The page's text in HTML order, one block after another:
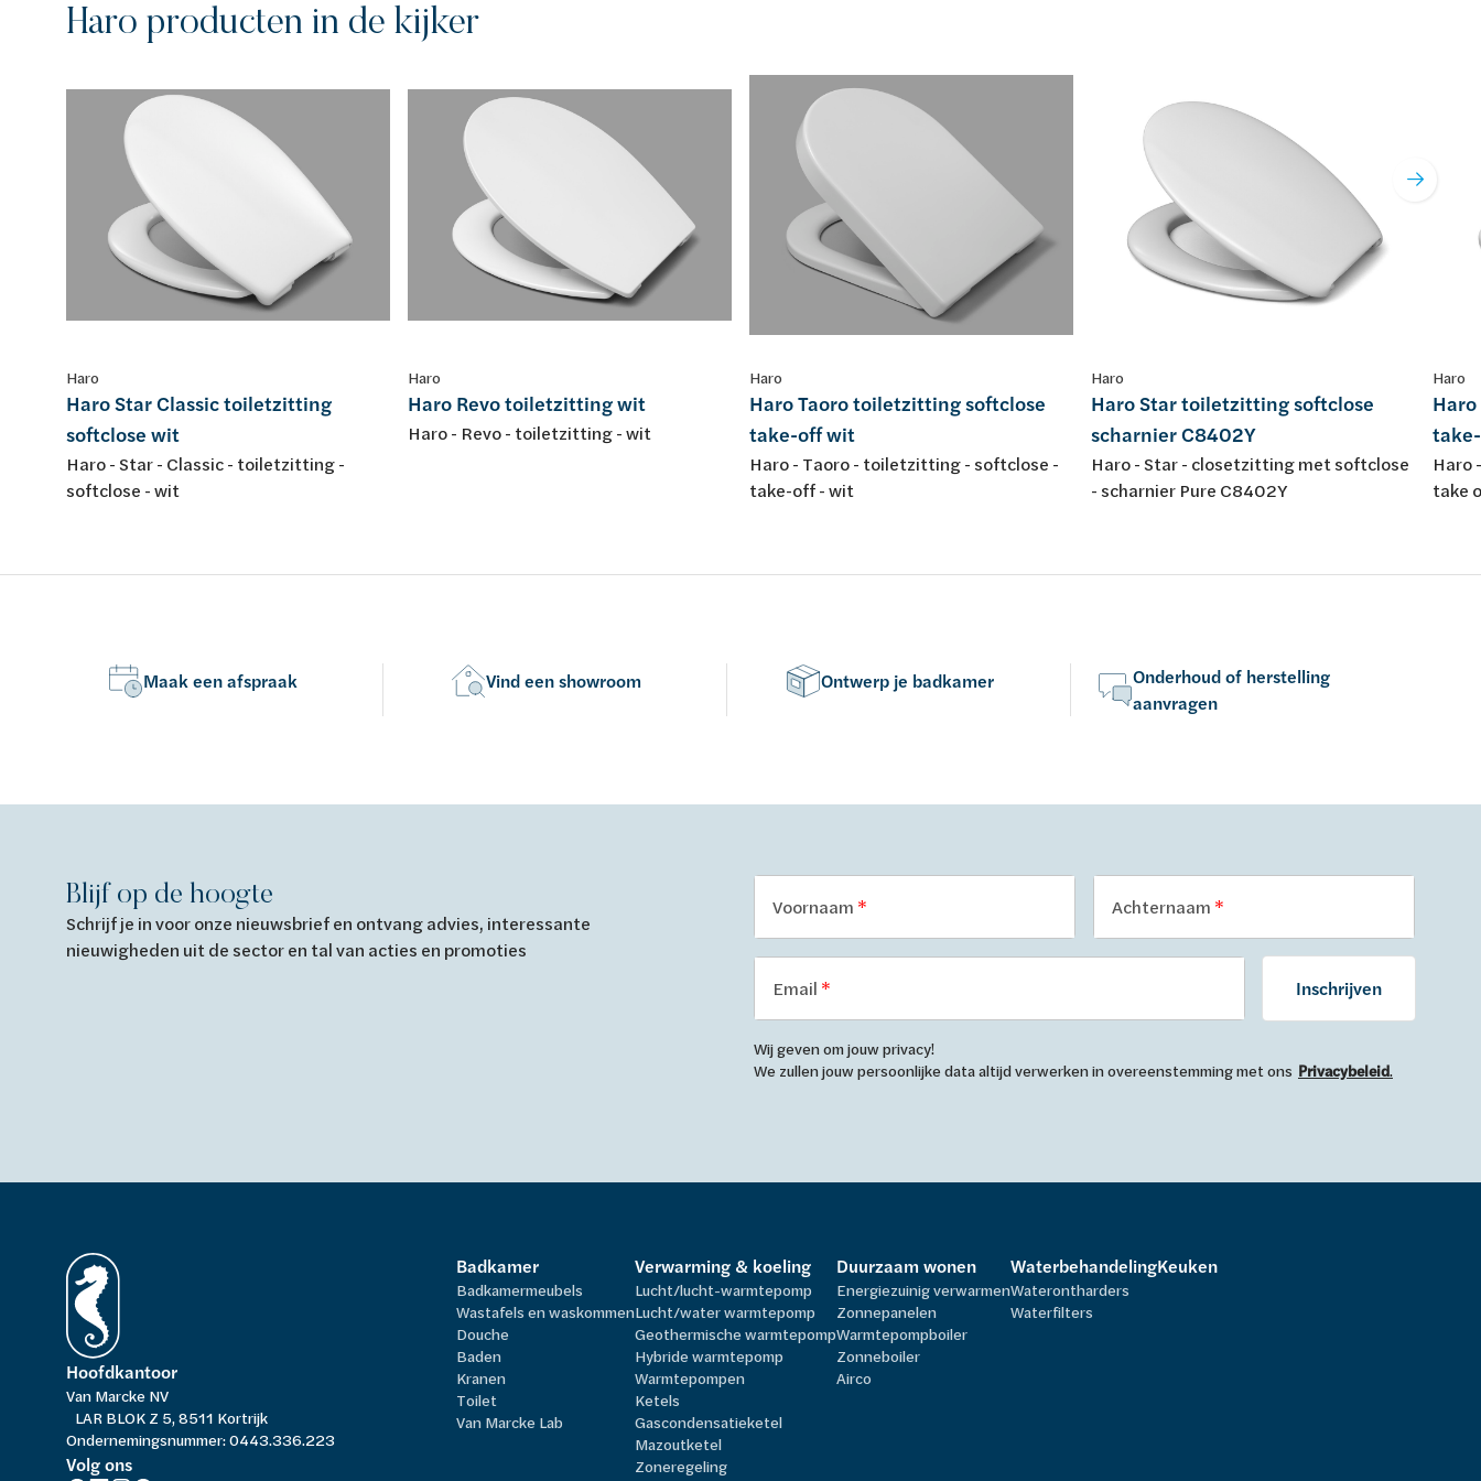
Haro producten in de kijker
Haro
Haro Star Classic toiletzitting
softclose wit
Haro - Star - Classic - toiletzitting -
softclose - wit
Haro
Haro Revo toiletzitting wit
Haro - Revo - toiletzitting - wit
Haro
Haro Taoro toiletzitting softclose
take-off wit
Haro - Taoro - toiletzitting - softclose -
take-off - wit
Haro
Haro Star toiletzitting softclose
scharnier C8402Y
Haro - Star - closetzitting met softclose
- scharnier Pure C8402Y
Haro
Haro
take
Maak een afspraak Vind een showroom Ontwerp je badkamer
Onderhoud of herstelling
aanvragen
Blijf op de hoogte
Schrijf je in voor onze nieuwsbrief en ontvang advies, interessante
nieuwigheden uit de sector en tal van acties en promoties
Voornaam Achternaam
Email Inschrijven
Wij geven om jouw privacy!
We zullen jouw persoonlijke data altijd verwerken in overeenstemming met ons Privacybeleid.
Hoofdkantoor
Van Marcke NV
LAR BLOK Z 5, 8511 Kortrijk
Ondernemingsnummer: 0443.336.223
Volg ons
Badkamer
Badkamermeubels
Wastafels en waskommen
Douche
Baden
Kranen
Toilet
Van Marcke Lab
Verwarming & koeling
Lucht/lucht-warmtepomp
Lucht/water warmtepomp
Geothermische warmtepomp
Hybride warmtepomp
Warmtepompen
Ketels
Gascondensatieketel
Mazoutketel
Zoneregeling
Duurzaam wonen
Energiezuinig verwarmen
Zonnepanelen
Warmtepompboiler
Zonneboiler
Airco
Waterbehandeling
Waterontharders
Waterfilters
Keuken